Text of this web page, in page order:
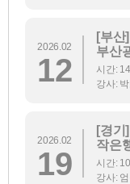
2026.02
12
[부산]
부산
시간:
강사:
2026.02
19
[경기]
작은
시간:
강사: